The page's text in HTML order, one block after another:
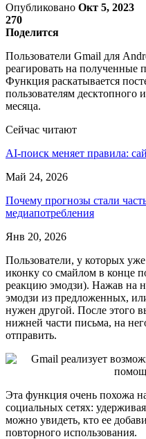
Опубликовано Окт 5, 2023
270
Поделится
Пользователи Gmail для
реагировать на
Функция раскатывается
пользователям
месяца.
Сейчас читают
AI-поиск меняет правила:
Май 24, 2026
Почему прогнозы стали
медиапотребления
Янв 20, 2026
Пользователи, у которых
иконку со смайлом в конце
реакцию эмодзи). Нажав на
эмодзи из предложенных,
нужен другой. После этого
нижней части письма, на
отправить.
Эта функция очень похожа
социальных сетях:
можно увидеть, кто ее
повторного использования.